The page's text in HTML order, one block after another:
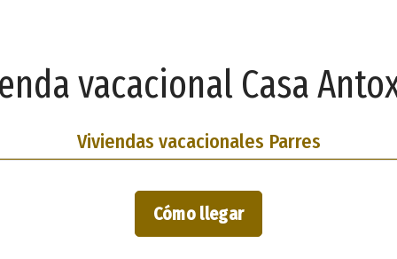
vacacional Casa
Viviendas vacacionales Parres
Cómo llegar